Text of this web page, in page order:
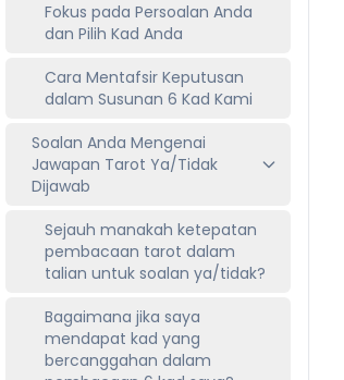
Fokus pada Persoalan Anda
dan Pilih Kad Anda
Cara Mentafsir Keputusan
dalam Susunan 6 Kad Kami
Soalan Anda Mengenai
Jawapan Tarot Ya/Tidak
Dijawab
Sejauh manakah ketepatan
pembacaan tarot dalam
talian untuk soalan ya/tidak?
Bagaimana jika saya
mendapat kad yang
bercanggahan dalam